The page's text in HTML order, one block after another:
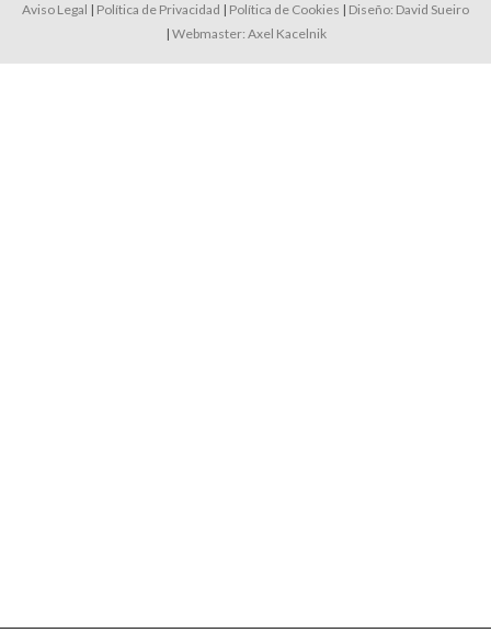
Aviso Legal | Política de Privacidad | Política de Cookies | Diseño: David Sueiro
| Webmaster: Axel Kacelnik